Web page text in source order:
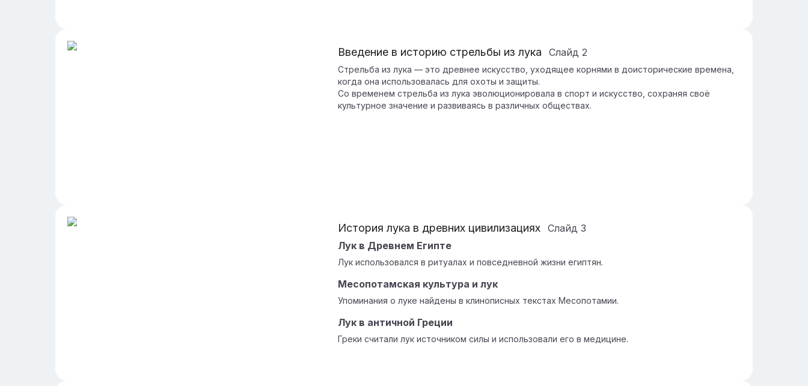
Введение в историю стрельбы из лука Слайд 2
Стрельба из лука — это древнее искусство, уходящее корнями в доисторические времена,
когда она использовалась для охоты и защиты.
Со временем стрельба из лука эволюционировала в спорт и искусство, сохраняя своё
культурное значение и развиваясь в различных обществах.
История лука в древних цивилизациях Слайд 3
Лук в Древнем Египте
Лук использовался в ритуалах и повседневной жизни египтян.
Месопотамская культура и лук
Упоминания о луке найдены в клинописных текстах Месопотамии.
Лук в античной Греции
Греки считали лук источником силы и использовали его в медицине.